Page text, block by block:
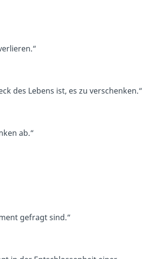
des Lebens ist, es zu verschenken.“
ab.“
gefragt sind.“